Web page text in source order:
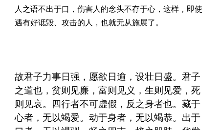
人之语不出于口，伤害人的念头不存于心，这样，即使
遇有好诋毁、攻击的人，也就无从施展了。
故君子力事日强，愿欲日逾，设壮日盛。君子
之道也，贫则见廉，富则见义，生则见爱，死
则见哀。四行者不可虚假，反之身者也。藏于
心者，无以竭爱。动于身者，无以竭恭。出于